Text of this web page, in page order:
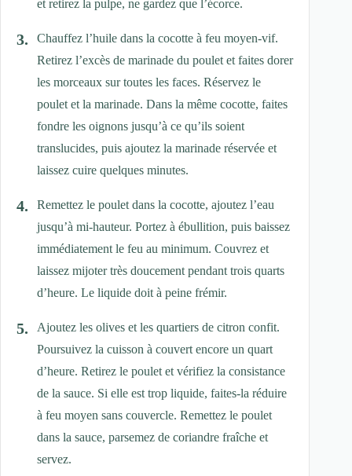
et retirez la pulpe, ne gardez que l’écorce.
Chauffez l’huile dans la cocotte à feu moyen-vif.
Retirez l’excès de marinade du poulet et faites dorer
les morceaux sur toutes les faces. Réservez le
poulet et la marinade. Dans la même cocotte, faites
fondre les oignons jusqu’à ce qu’ils soient
translucides, puis ajoutez la marinade réservée et
laissez cuire quelques minutes.
Remettez le poulet dans la cocotte, ajoutez l’eau
jusqu’à mi-hauteur. Portez à ébullition, puis baissez
immédiatement le feu au minimum. Couvrez et
laissez mijoter très doucement pendant trois quarts
d’heure. Le liquide doit à peine frémir.
Ajoutez les olives et les quartiers de citron confit.
Poursuivez la cuisson à couvert encore un quart
d’heure. Retirez le poulet et vérifiez la consistance
de la sauce. Si elle est trop liquide, faites-la réduire
à feu moyen sans couvercle. Remettez le poulet
dans la sauce, parsemez de coriandre fraîche et
servez.